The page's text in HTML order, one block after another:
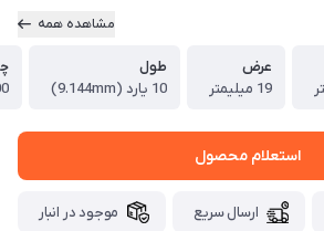
مشاهده همه
عرض
19 میلیمتر
طول
10 یارد (9.144mm)
g
استعلام محصول
ارسال سریع موجود در انبار